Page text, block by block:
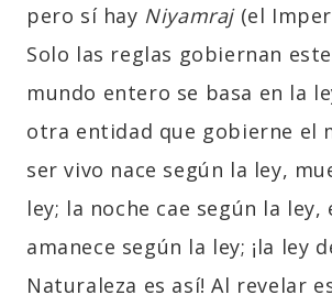
pero sí hay Niyamraj(el
Solo las reglas gobiernan
mundo entero se basa en la
otra entidad que gobierne el
ser vivo nace según la ley,
ley; la noche cae según la ley,
amanece según la ley; ¡la ley
Naturaleza es así! Al revelar